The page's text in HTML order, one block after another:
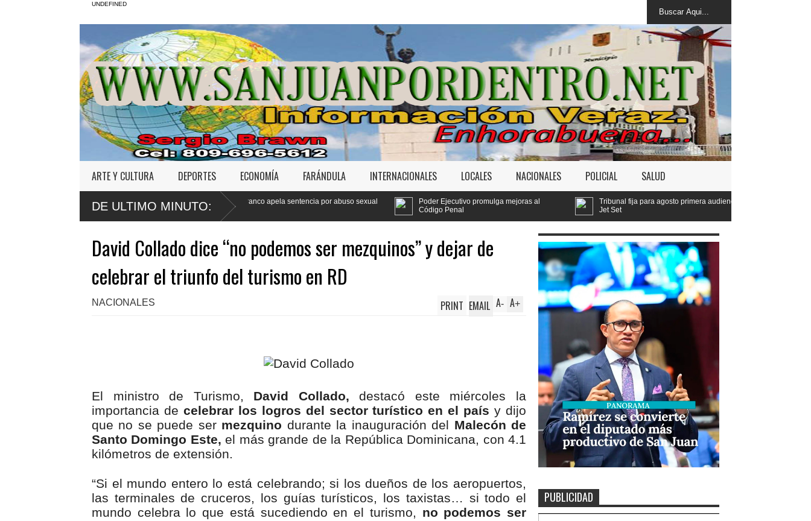
UNDEFINED
ARTE Y CULTURA DEPORTES ECONOMÍA FARÁNDULA INTERNACIONALES LOCALES NACIONALES POLICIAL SALUD
DE ULTIMO MINUTO:
Defensa de Wander Franco apela sentencia por abuso sexual
a menor
Poder Ejecutivo promulga mejoras al
Tribunal fija para agosto primera audiencia de fondo por derrumbe del
David Collado dice “no podemos ser mezquinos” y dejar de
celebrar el triunfo del turismo en RD
NACIONALES A+
A-
PRINT EMAIL
El ministro de Turismo, David Collado, destacó este miércoles la
importancia de celebrar los logros del sector turístico en el país y dijo
que no se puede ser mezquino durante la inauguración del Malecón de
Santo Domingo Este, el más grande de la República Dominicana, con 4.1
kilómetros de extensión.
“Si el mundo entero lo está celebrando; si los dueños de los aeropuertos,
las terminales de cruceros, los guías turísticos, los taxistas… si todo el
mundo celebra lo que está sucediendo en el turismo, no podemos ser
PUBLICIDAD